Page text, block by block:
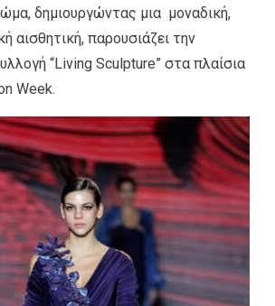
δημιουργώντας μια μοναδική,
αισθητική, παρουσιάζει την
“Living Sculpture” στα πλαίσια
Week.